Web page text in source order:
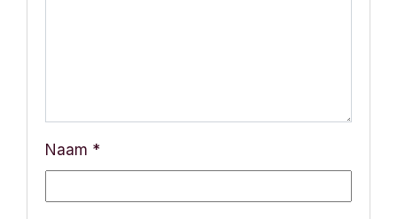
Naam *